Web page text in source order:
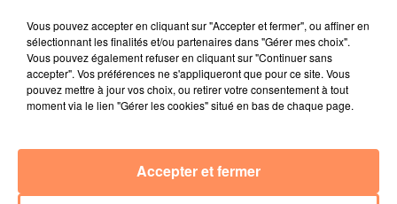
Vous pouvez accepter en cliquant sur "Accepter et fermer", ou affiner en
sélectionnant les finalités et/ou partenaires dans "Gérer mes choix".
Vous pouvez également refuser en cliquant sur "Continuer sans
accepter". Vos préférences ne s'appliqueront que pour ce site. Vous
pouvez mettre à jour vos choix, ou retirer votre consentement à tout
moment via le lien "Gérer les cookies" situé en bas de chaque page.
Accepter et fermer